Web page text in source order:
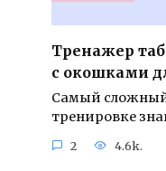
Тренажер
с окошками
Самый сложный
тренировке
2 4.6k.